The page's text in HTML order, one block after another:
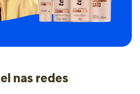
com limpeza prescrita. Imunidade,
é extremamente imaturo,
isolamento social relativo. Sono e
os próximos focos listados pela
existe uma divisão de tempo nas
nas redes